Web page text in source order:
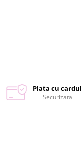
Plata cu cardul
Securizata